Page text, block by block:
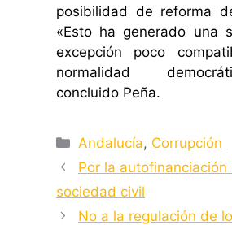
posibilidad de reforma
«Esto ha generado una
excepción poco
normalidad
concluido Peña.
Categorías
Andalucía, Corrupción
Por la autofinanciación
sociedad civil
No a la regulación de